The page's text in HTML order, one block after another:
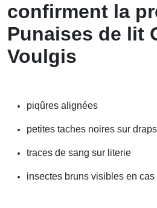
confirment la
Punaises de lit
Voulgis
piqûres alignées
petites taches noires sur draps
traces de sang sur literie
insectes bruns visibles en cas